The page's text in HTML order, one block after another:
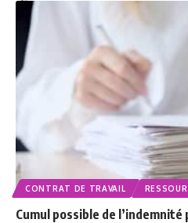
CONTRAT DE TRAVAIL
Cumul possible de